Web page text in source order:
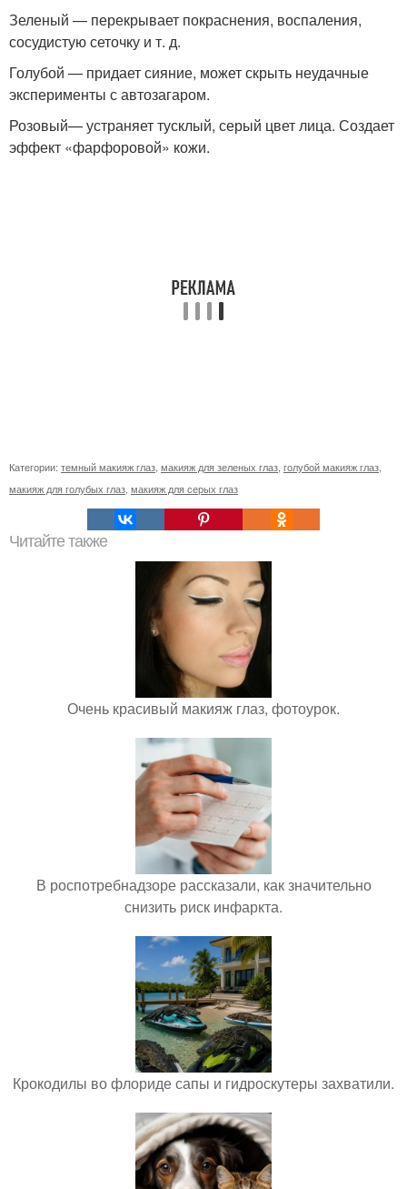
Зеленый — перекрывает покраснения, воспаления,
сосудистую сеточку и т. д.
Голубой — придает сияние, может скрыть неудачные
эксперименты с автозагаром.
Розовый— устраняет тусклый, серый цвет лица. Создает
эффект «фарфоровой» кожи.
Категории: темный макияж глаз макияж для зеленых глаз голубой макияж глаз
макияж для голубых глаз макияж для серых глаз
Читайте также
Очень красивый макияж глаз, фотоурок.
В роспотребнадзоре рассказали, как значительно
снизить риск инфаркта.
Крокодилы во флориде сапы и гидроскутеры захватили.